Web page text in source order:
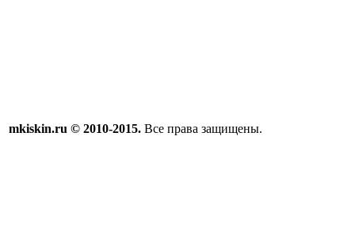
mkiskin.ru © 2010-2015. Все права защищены.